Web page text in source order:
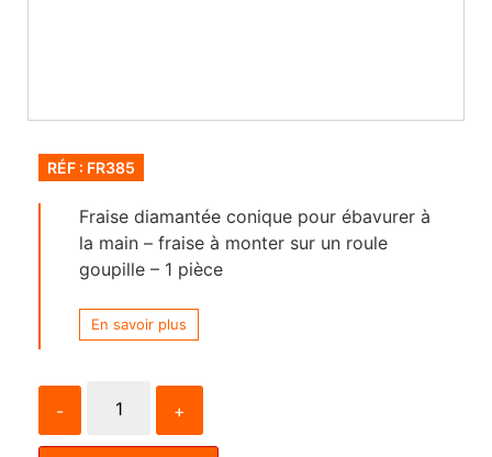
RÉF : FR385
Fraise diamantée conique pour ébavurer à
la main – fraise à monter sur un roule
goupille – 1 pièce
En savoir plus
- +